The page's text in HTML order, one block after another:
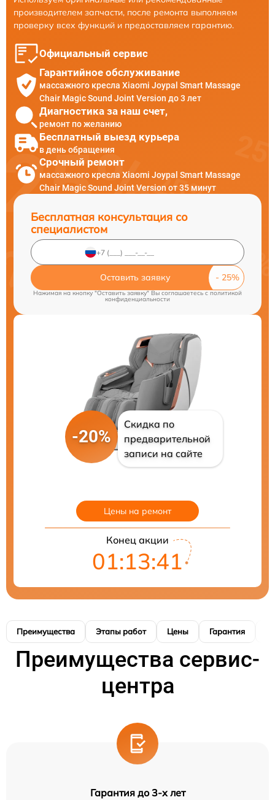
производителем запчасти, после ремонта выполняем
проверку всех функций и предоставляем гарантию.
Официальный сервис
Гарантийное обслуживание
массажного кресла Xiaomi Joypal Smart Massage
Chair Magic Sound Joint Version до 3 лет
Диагностика за наш счет,
ремонт по желанию
Бесплатный выезд курьера
в день обращения
Срочный ремонт
массажного кресла Xiaomi Joypal Smart Massage
Chair Magic Sound Joint Version от 35 минут
Бесплатная консультация со
специалистом
Оставить заявку
Нажимая на кнопку "Оставить заявку" Вы соглашаетесь cполитикой
конфиденциальности
-20%
Скидка по
предварительной
записи на сайте
Цены на ремонт
Конец акции
01:13:40
Преимущества Этапы работ Цены Гарантия
Преимущества сервис-
центра
Гарантия до 3-х лет